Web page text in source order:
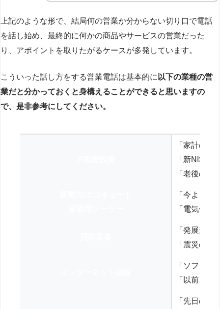
上記のような形で、結局何の営業か分からない切り口で電話
を話し始め、最終的に何かの商品やサービスの営業だった
り、アポイントを取りたがるケースが多発しています。
こういった話し方をする営業電話は基本的に 以下の業種の営
業だと分かっておくと身構えることができると思いますの
で、是非参考にしてください。
「家計の見
「新NISA
「老後の
「今より
「電気代を
「発展途
「震災の
「ソフト
「以前、
「先日の